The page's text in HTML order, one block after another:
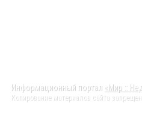
Информационный портал «Мир ::
Копирование материалов сайта